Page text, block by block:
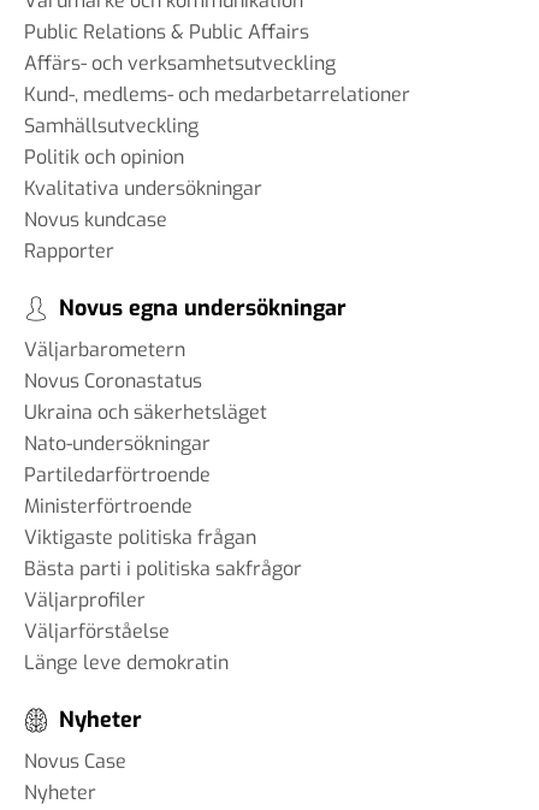
Public Relations & Public Affairs
Affärs- och verksamhetsutveckling
Kund-, medlems- och medarbetarrelationer
Samhällsutveckling
Politik och opinion
Kvalitativa undersökningar
Novus kundcase
Rapporter
Novus egna undersökningar
Väljarbarometern
Novus Coronastatus
Ukraina och säkerhetsläget
Nato-undersökningar
Partiledarförtroende
Ministerförtroende
Viktigaste politiska frågan
Bästa parti i politiska sakfrågor
Väljarprofiler
Väljarförståelse
Länge leve demokratin
Nyheter
Novus Case
Nyheter